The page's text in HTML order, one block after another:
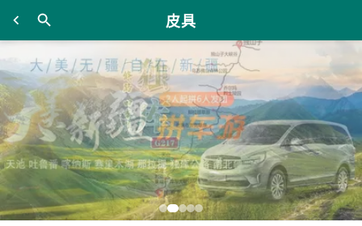
皮具